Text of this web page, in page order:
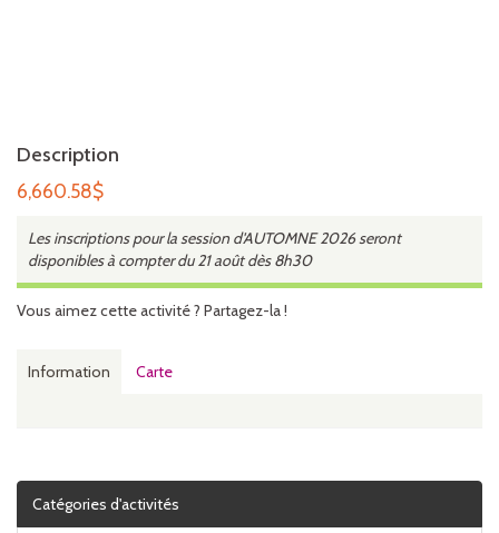
Description
6,660.58$
Les inscriptions pour la session d'AUTOMNE 2026 seront
disponibles à compter du 21 août dès 8h30
Vous aimez cette activité ? Partagez-la !
Information Carte
Catégories d'activités